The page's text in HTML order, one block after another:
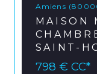
Amiens
MAISON
SAINT-
798 € CC*